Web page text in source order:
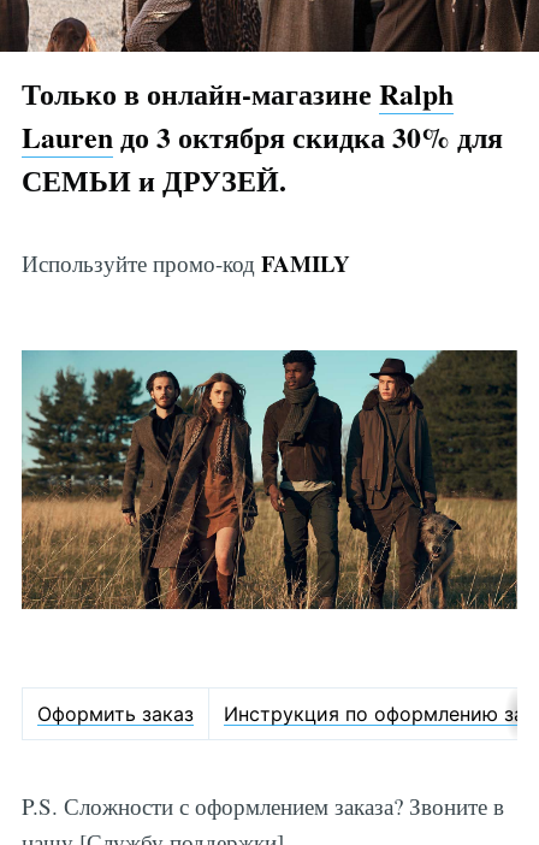
Только в онлайн-магазине Ralph
Laurenдо 3 октября скидка 30% для
СЕМЬИ и ДРУЗЕЙ.
Используйте промо-код FAMILY
Оформить заказ Инструкция по оформлению
P.S. Сложности с оформлением заказа? Звоните в